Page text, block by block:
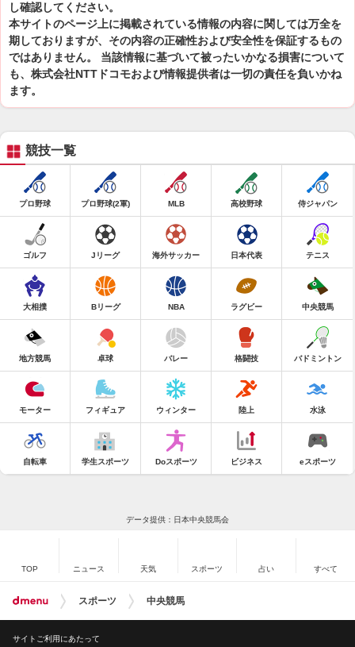
し確認してください。
本サイトのページ上に掲載されている情報の内容に関しては万全を
期しておりますが、その内容の正確性および安全性を保証するもの
ではありません。 当該情報に基づいて被ったいかなる損害について
も、株式会社NTTドコモおよび情報提供者は一切の責任を負いかね
ます。
競技一覧
プロ野球 プロ野球(2軍) MLB 高校野球 侍ジャパン
ゴルフ Jリーグ 海外サッカー 日本代表 テニス
大相撲 Bリーグ NBA ラグビー 中央競馬
地方競馬 卓球 バレー 格闘技 バドミントン
モーター フィギュア ウィンター 陸上 水泳
自転車 学生スポーツ Doスポーツ ビジネス eスポーツ
データ提供：日本中央競馬会
TOP ニュース 天気 スポーツ 占い すべて
スポーツ 中央競馬
サイトご利用にあたって